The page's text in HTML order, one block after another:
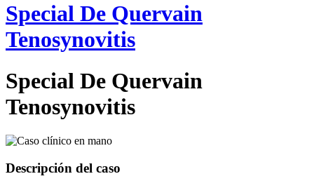
Special De Quervain
Tenosynovitis
Special De Quervain
Tenosynovitis
Descripción del caso